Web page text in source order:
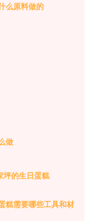
么原料做的
做
坪的生日蛋糕
糕需要哪些工具和材